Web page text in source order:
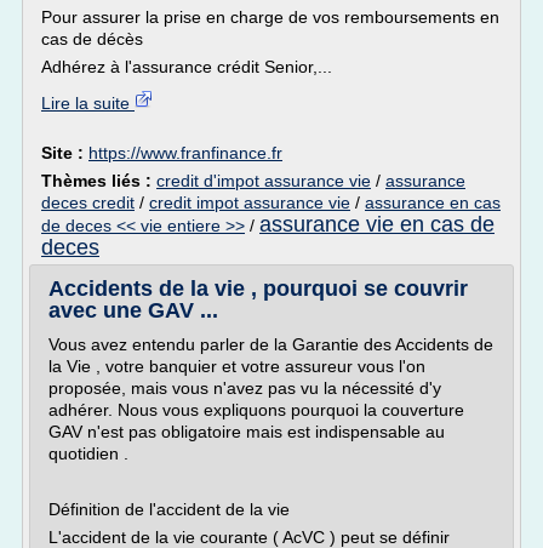
Pour assurer la prise en charge de vos remboursements en
cas de décès
Adhérez à l'assurance crédit Senior,...
Lire la suite
Site : https://www.franfinance.fr
Thèmes liés : credit d'impot assurance vie / assurance
deces credit / credit impot assurance vie / assurance en cas
de deces << vie entiere >> / assurance vie en cas de
deces
Accidents de la vie , pourquoi se couvrir
avec une GAV ...
Vous avez entendu parler de la Garantie des Accidents de
la Vie , votre banquier et votre assureur vous l'on
proposée, mais vous n'avez pas vu la nécessité d'y
adhérer. Nous vous expliquons pourquoi la couverture
GAV n'est pas obligatoire mais est indispensable au
quotidien .
Définition de l'accident de la vie
L'accident de la vie courante ( AcVC ) peut se définir